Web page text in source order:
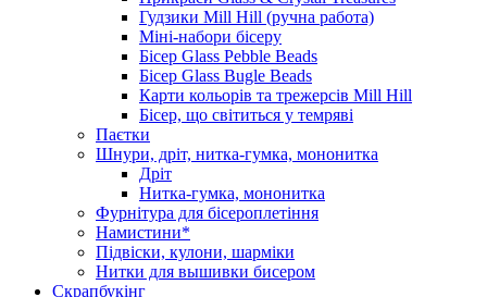
Гудзики Mill Hill (ручна работа)
Міні-набори бісеру
Бісер Glass Pebble Beads
Бісер Glass Bugle Beads
Карти кольорів та трежерсів Mill Hill
Бісер, що світиться у темряві
Паєтки
Шнури, дріт, нитка-гумка, мононитка
Дріт
Нитка-гумка, мононитка
Фурнітура для бісероплетіння
Намистини*
Підвіски, кулони, шарміки
Нитки для вышивки бисером
Скрапбукінг